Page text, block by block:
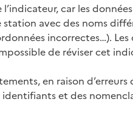
car les
avec des noms
incorrectes…). Les
de réviser cet
en raison
et des